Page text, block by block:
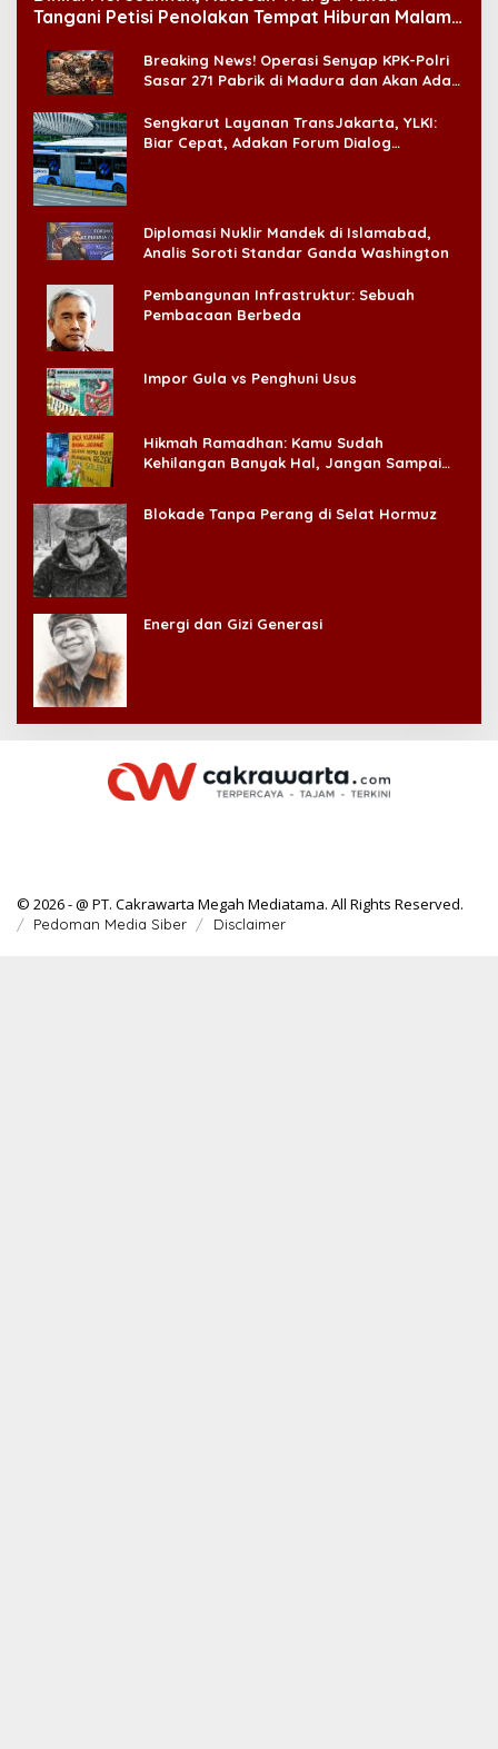
Tangani Petisi Penolakan Tempat Hiburan Malam
Breaking News! Operasi Senyap KPK-Polri
Sasar 271 Pabrik di Madura dan Akan Ada
Sengkarut Layanan TransJakarta, YLKI:
Biar Cepat, Adakan Forum Dialog
Diplomasi Nuklir Mandek di Islamabad,
Analis Soroti Standar Ganda Washington
Pembangunan Infrastruktur: Sebuah
Pembacaan Berbeda
Impor Gula vs Penghuni Usus
Hikmah Ramadhan: Kamu Sudah
Kehilangan Banyak Hal, Jangan Sampai
Blokade Tanpa Perang di Selat Hormuz
Energi dan Gizi Generasi
© 2026 - @ PT. Cakrawarta Megah Mediatama. All Rights Reserved.
Pedoman Media Siber Disclaimer